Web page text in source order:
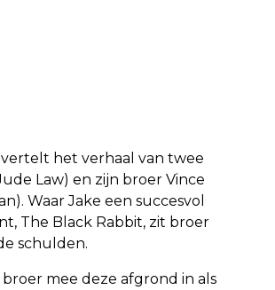
vertelt het verhaal van twee
Law) en zijn broer Vince
Waar Jake een succesvol
The Black Rabbit, zit broer
schulden.
mee deze afgrond in als